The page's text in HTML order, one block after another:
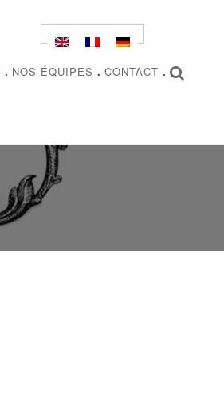
. NOS ÉQUIPES . CONTACT . RECHERCHER